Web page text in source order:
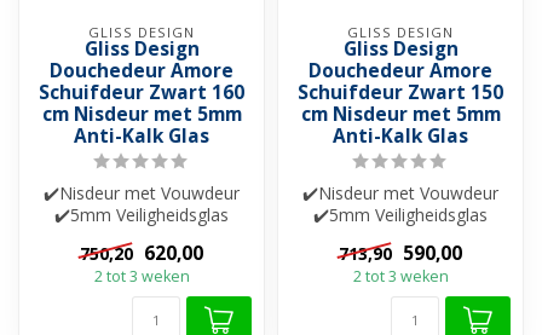
GLISS DESIGN
Gliss Design
Douchedeur Amore
Schuifdeur Zwart 160
cm Nisdeur met 5mm
Anti-Kalk Glas
✔️Nisdeur met Vouwdeur
✔️5mm Veiligheidsglas
✔️Helderglas ✔️Nano-
coating ✔️Besch...
750,20 620,00
2 tot 3 weken
GLISS DESIGN
Gliss Design
Douchedeur Amore
Schuifdeur Zwart 150
cm Nisdeur met 5mm
Anti-Kalk Glas
✔️Nisdeur met Vouwdeur
✔️5mm Veiligheidsglas
✔️Helderglas ✔️Nano-
coating ✔️Besch...
713,90 590,00
2 tot 3 weken